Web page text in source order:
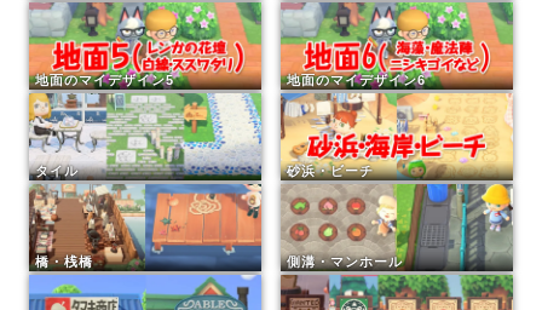
地面のマイデザイン5 地面のマイデザイン6
タイル 砂浜・ビーチ
橋・桟橋 側溝・マンホール